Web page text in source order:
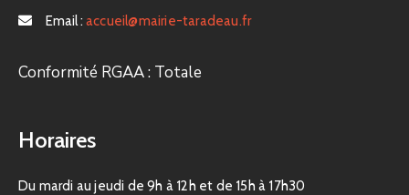
Email : accueil@mairie-taradeau.fr
Conformité RGAA : Totale
Horaires
Du mardi au jeudi de 9h à 12h et de 15h à 17h30